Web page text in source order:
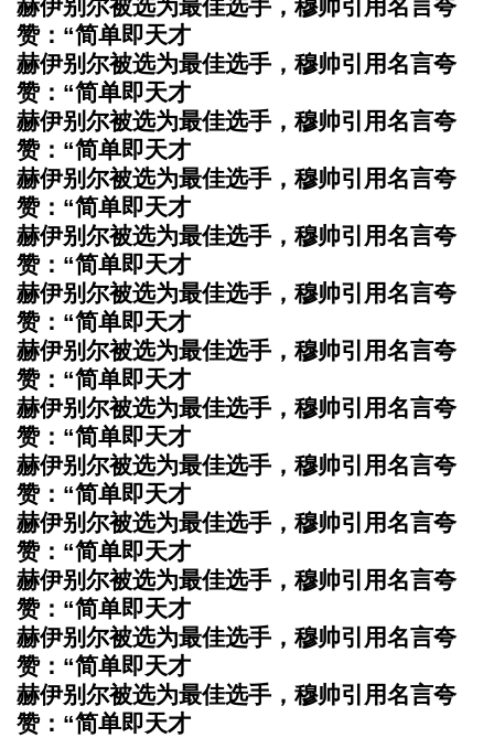
赫伊别尔被选为最佳选手，穆帅引用名言夸
赞：“简单即天才
赫伊别尔被选为最佳选手，穆帅引用名言夸
赞：“简单即天才
赫伊别尔被选为最佳选手，穆帅引用名言夸
赞：“简单即天才
赫伊别尔被选为最佳选手，穆帅引用名言夸
赞：“简单即天才
赫伊别尔被选为最佳选手，穆帅引用名言夸
赞：“简单即天才
赫伊别尔被选为最佳选手，穆帅引用名言夸
赞：“简单即天才
赫伊别尔被选为最佳选手，穆帅引用名言夸
赞：“简单即天才
赫伊别尔被选为最佳选手，穆帅引用名言夸
赞：“简单即天才
赫伊别尔被选为最佳选手，穆帅引用名言夸
赞：“简单即天才
赫伊别尔被选为最佳选手，穆帅引用名言夸
赞：“简单即天才
赫伊别尔被选为最佳选手，穆帅引用名言夸
赞：“简单即天才
赫伊别尔被选为最佳选手，穆帅引用名言夸
赞：“简单即天才
赫伊别尔被选为最佳选手，穆帅引用名言夸
赞：“简单即天才